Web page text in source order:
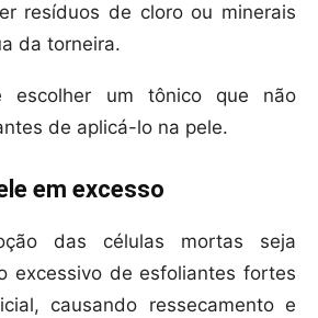
resíduos de cloro ou minerais
da torneira.
escolher um tônico que não
de aplicá-lo na pele.
em excesso
das células mortas seja
excessivo de esfoliantes fortes
causando ressecamento e